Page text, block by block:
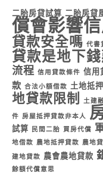
二胎房貸試算 二胎房貸
償會影響
貸款安全嗎 代書
貸款是地下
流程 信用貸款條件 信用
款 合法小額借款 土地抵
地貸款限制
土建
件 房屋抵押貸款非本人
試算
民間二胎 買房代償
地借款
農地抵押貸款 農地
建地貸款 農會農地貸款
餘額代償意思